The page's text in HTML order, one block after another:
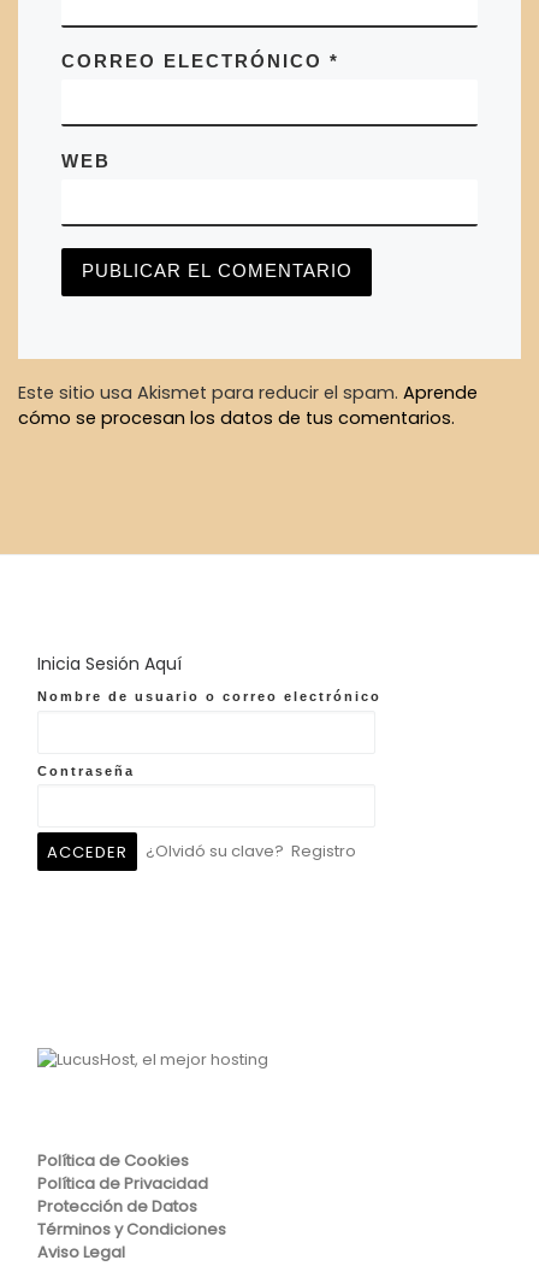
CORREO ELECTRÓNICO*
WEB
Este sitio usa Akismet para reducir el spam. Aprende
cómo se procesan los datos de tus comentarios.
Inicia Sesión Aquí
Nombre de usuario o correo electrónico
Contraseña
¿Olvidó su clave? Registro
Política de Cookies
Política de Privacidad
Protección de Datos
Términos y Condiciones
Aviso Legal